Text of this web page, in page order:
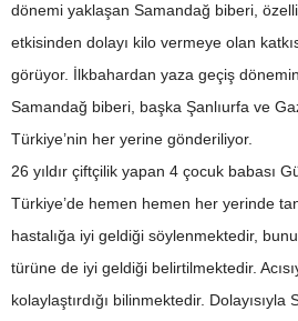
dönemi yaklaşan Samandağ biberi,
etkisinden dolayı kilo vermeye olan
görüyor. İlkbahardan yaza geçiş
Samandağ biberi, başka Şanlıurfa ve
Türkiye’nin her yerine gönderiliyor.
26 yıldır çiftçilik yapan 4 çocuk babası
Türkiye’de hemen hemen her yerinde
hastalığa iyi geldiği söylenmektedir,
türüne de iyi geldiği belirtilmektedir.
kolaylaştırdığı bilinmektedir.